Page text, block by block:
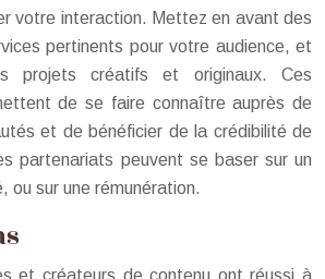
votre interaction. Mettez en avant des
pertinents pour votre audience, et
projets créatifs et originaux. Ces
de se faire connaître auprès de
et de bénéficier de la crédibilité de
partenariats peuvent se baser sur un
ou sur une rémunération.
et créateurs de contenu ont réussi à